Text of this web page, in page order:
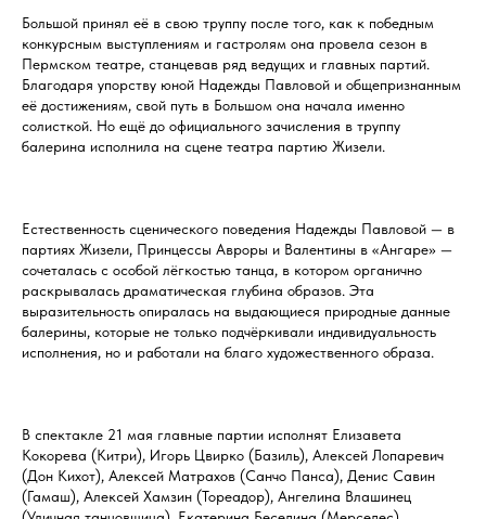
Большой принял её в свою труппу после того, как к победным
конкурсным выступлениям и гастролям она провела сезон в
Пермском театре, станцевав ряд ведущих и главных партий.
Благодаря упорству юной Надежды Павловой и общепризнанным
её достижениям, свой путь в Большом она начала именно
солисткой. Но ещё до официального зачисления в труппу
балерина исполнила на сцене театра партию Жизели.
Естественность сценического поведения Надежды Павловой — в
партиях Жизели, Принцессы Авроры и Валентины в «Ангаре» —
сочеталась с особой лёгкостью танца, в котором органично
раскрывалась драматическая глубина образов. Эта
выразительность опиралась на выдающиеся природные данные
балерины, которые не только подчёркивали индивидуальность
исполнения, но и работали на благо художественного образа.
В спектакле 21 мая главные партии исполнят Елизавета
Кокорева (Китри), Игорь Цвирко (Базиль), Алексей Лопаревич
(Дон Кихот), Алексей Матрахов (Санчо Панса), Денис Савин
(Гамаш), Алексей Хамзин (Тореадор), Ангелина Влашинец